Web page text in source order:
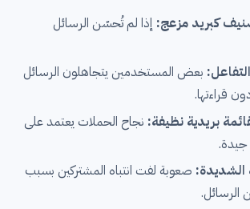
كبريد مزعج: إذا لم تُحسّن الرسائل
بعض المستخدمين يتجاهلون الرسائل
قراءتها.
بريدية نظيفة: نجاح الحملات يعتمد على
جيدة.
الشديدة: صعوبة لفت انتباه المشتركين بسبب
الرسائل.